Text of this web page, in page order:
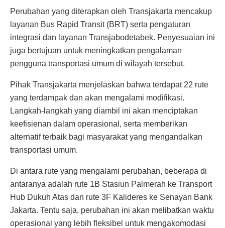
Perubahan yang diterapkan oleh Transjakarta mencakup
layanan Bus Rapid Transit (BRT) serta pengaturan
integrasi dan layanan Transjabodetabek. Penyesuaian ini
juga bertujuan untuk meningkatkan pengalaman
pengguna transportasi umum di wilayah tersebut.
Pihak Transjakarta menjelaskan bahwa terdapat 22 rute
yang terdampak dan akan mengalami modifikasi.
Langkah-langkah yang diambil ini akan menciptakan
keefisienan dalam operasional, serta memberikan
alternatif terbaik bagi masyarakat yang mengandalkan
transportasi umum.
Di antara rute yang mengalami perubahan, beberapa di
antaranya adalah rute 1B Stasiun Palmerah ke Transport
Hub Dukuh Atas dan rute 3F Kalideres ke Senayan Bank
Jakarta. Tentu saja, perubahan ini akan melibatkan waktu
operasional yang lebih fleksibel untuk mengakomodasi